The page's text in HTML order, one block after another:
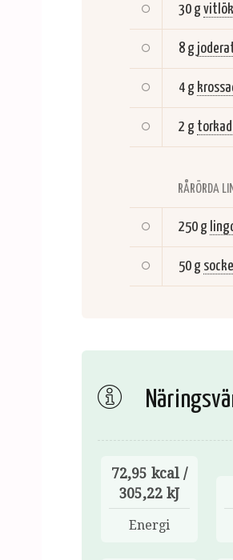
30 g
8 g
4 g
2 g
RÅRÖRDA
250 g
50 g
72,95 kcal /
305,22 kJ
Energi